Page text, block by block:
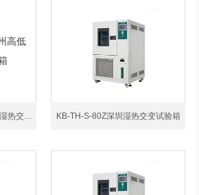
KB-TH-S-80Z深圳湿热交变试验箱